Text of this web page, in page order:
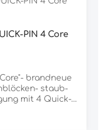
PIN 4 Core
brandneue
staub-
mit 4 Quick-
x 9,5 cm